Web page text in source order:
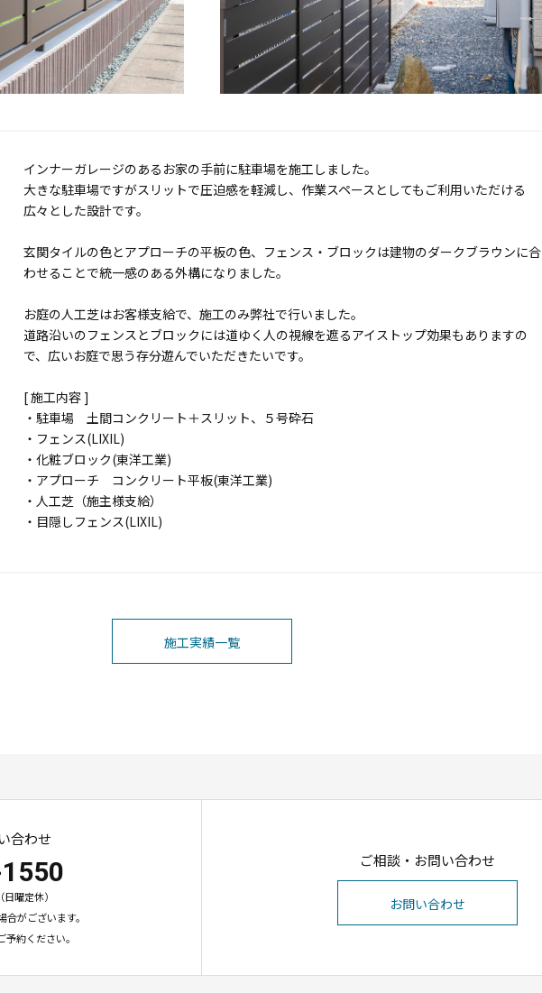
インナーガレージのあるお家の手前に駐車場を施工しました。
大きな駐車場ですがスリットで圧迫感を軽減し、作業スペースとしてもご利用いただける
広々とした設計です。
玄関タイルの色とアプローチの平板の色、フェンス・ブロックは建物のダークブラウンに合
わせることで統一感のある外構になりました。
お庭の人工芝はお客様支給で、施工のみ弊社で行いました。
道路沿いのフェンスとブロックには道ゆく人の視線を遮るアイストップ効果もありますの
で、広いお庭で思う存分遊んでいただきたいです。
[ 施工内容 ]
・駐車場 土間コンクリート＋スリット、５号砕石
・フェンス(LIXIL)
・化粧ブロック(東洋工業)
・アプローチ コンクリート平板(東洋工業)
・人工芝（施主様支給）
・目隠しフェンス(LIXIL)
施工実績一覧
合わせ
曜定休）
がございます。
約ください。
ご相談・お問い合わせ
お問い合わせ